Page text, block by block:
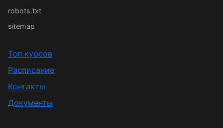
robots.txt
sitemap
Топ курсов
Расписание
Контакты
Документы